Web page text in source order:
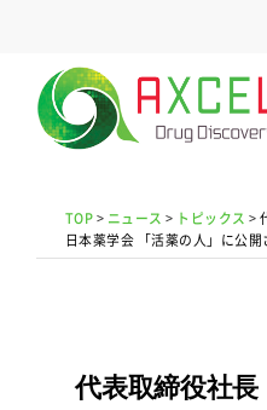
content
セミナー
採用情報
TOP> ニュース > トピックス >
日本薬学会 「活薬の人」に公開
代表取締役社